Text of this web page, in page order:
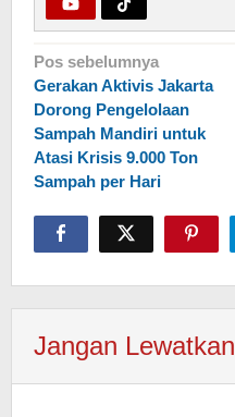
Navigasi
pos
Pos sebelumnya
Gerakan Aktivis Jakarta
Dorong Pengelolaan
Sampah Mandiri untuk
Atasi Krisis 9.000 Ton
Sampah per Hari
Jangan Lewatkan